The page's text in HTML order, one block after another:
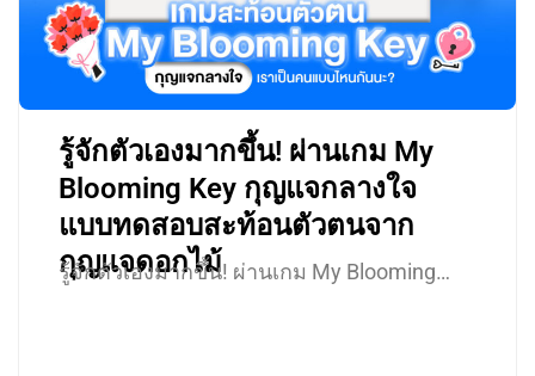
รู้จักตัวเองมากขึ้น! ผ่านเกม My
Blooming Key กุญแจกลางใจ
แบบทดสอบสะท้อนตัวตนจาก
กุญแจดอกไม้
รู้จักตัวเองมากขึ้น! ผ่านเกม My Blooming…